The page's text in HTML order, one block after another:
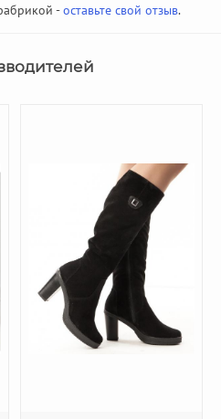
-оставьте свой отзыв.